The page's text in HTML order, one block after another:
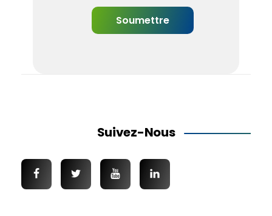
Suivez-Nous